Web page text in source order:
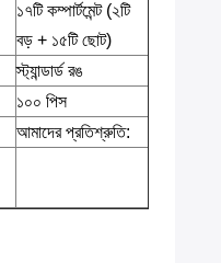
১৭টি কম্পার্টমেন্ট (২টি
বড় + ১৫টি ছোট)
স্ট্যান্ডার্ড রঙ
১০০ পিস
আমাদের প্রতিশ্রুতি: